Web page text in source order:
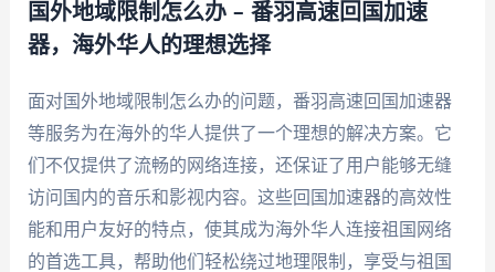
国外地域限制怎么办 – 番羽高速回国加速
器，海外华人的理想选择
面对国外地域限制怎么办的问题，番羽高速回国加速器
等服务为在海外的华人提供了一个理想的解决方案。它
们不仅提供了流畅的网络连接，还保证了用户能够无缝
访问国内的音乐和影视内容。这些回国加速器的高效性
能和用户友好的特点，使其成为海外华人连接祖国网络
的首选工具，帮助他们轻松绕过地理限制，享受与祖国